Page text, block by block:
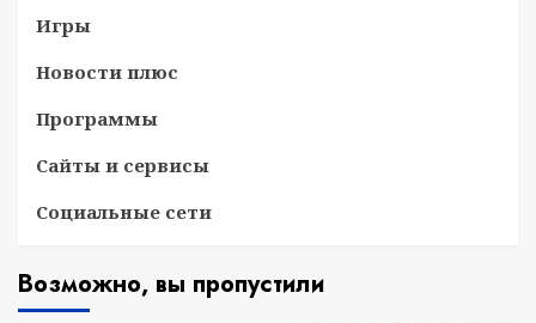
Игры
Новости плюс
Программы
Сайты и сервисы
Социальные сети
Возможно, вы пропустили